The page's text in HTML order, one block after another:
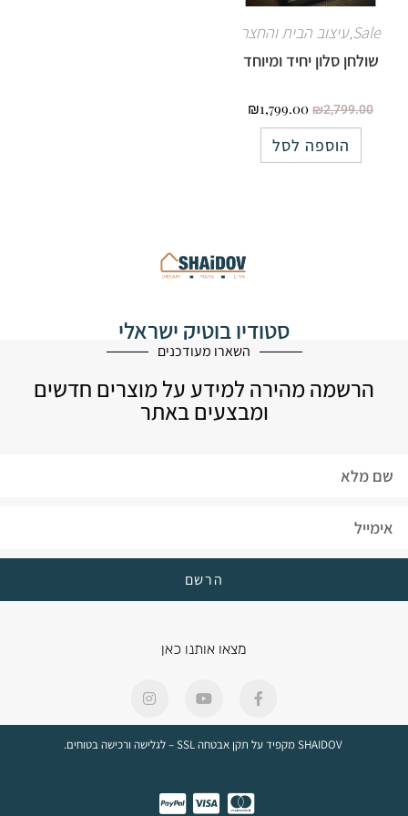
Sale
,עיצוב הבית והחצר
שולחן סלון יחיד ומיוחד
₪2,799.00
₪1,799.00
הוספה לסל
סטודיו בוטיק ישראלי
לעיצוב הבית
השארו מעודכנים
הרשמה מהירה למידע על מוצרים חדשים
ומבצעים באתר
הרשם
מצאו אותנו כאן
SHAIDOV מקפיד על תקן אבטחה SSL – לגלישה ורכישה בטוחים.